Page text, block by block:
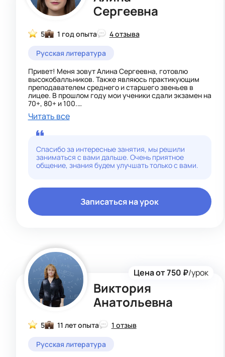
его уровень знаний, интересы и цели. Такая методика
помогает не только лучше освоить материал, но и
сделать учебу увлекательной, а знания — прочными и
долгосрочными.
Сергеевна
5 1 год опыта
4 отзыва
Русская литература
Привет! Меня зовут Алина Сергеевна, готовлю
высокобалльников. Также являюсь практикующим
преподавателем среднего и старшего звеньев в
лицее. В прошлом году мои ученики сдали экзамен на
70+, 80+ и 100.
Будем тренироваться и заниматься до тех пор, пока
структурировано и доступно объяснять материал.
составителей экзаменационных вариантов ЕГЭ (с
комментариями членов предметной комиссии
экзамена), а теорию разберем на базе официальных
пособия под редакцией Сениной и другие надежные
ресурсы, проверенные временем).
Буду рада сотрудничать!
Читать все
Спасибо за интересные занятия, мы решили
заниматься с вами дальше. Очень приятное
общение, знания будем улучшать только с вами.
Записаться на урок
Виктория
Анатольевна
Цена от 750 ₽/урок
5 11 лет опыта
1 отзыв
Русская литература